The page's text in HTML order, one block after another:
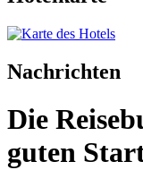
Nachrichten
Die
guten